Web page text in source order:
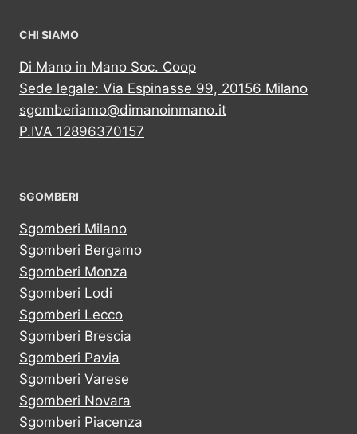
CHI SIAMO
Di Mano in Mano Soc. Coop
Sede legale: Via Espinasse 99, 20156 Milano
sgomberiamo@dimanoinmano.it
P.IVA 12896370157
SGOMBERI
Sgomberi Milano
Sgomberi Bergamo
Sgomberi Monza
Sgomberi Lodi
Sgomberi Lecco
Sgomberi Brescia
Sgomberi Pavia
Sgomberi Varese
Sgomberi Novara
Sgomberi Piacenza